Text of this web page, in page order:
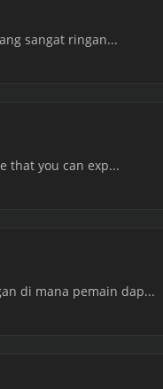
sangat ringan...
that you can exp...
di mana pemain dap...